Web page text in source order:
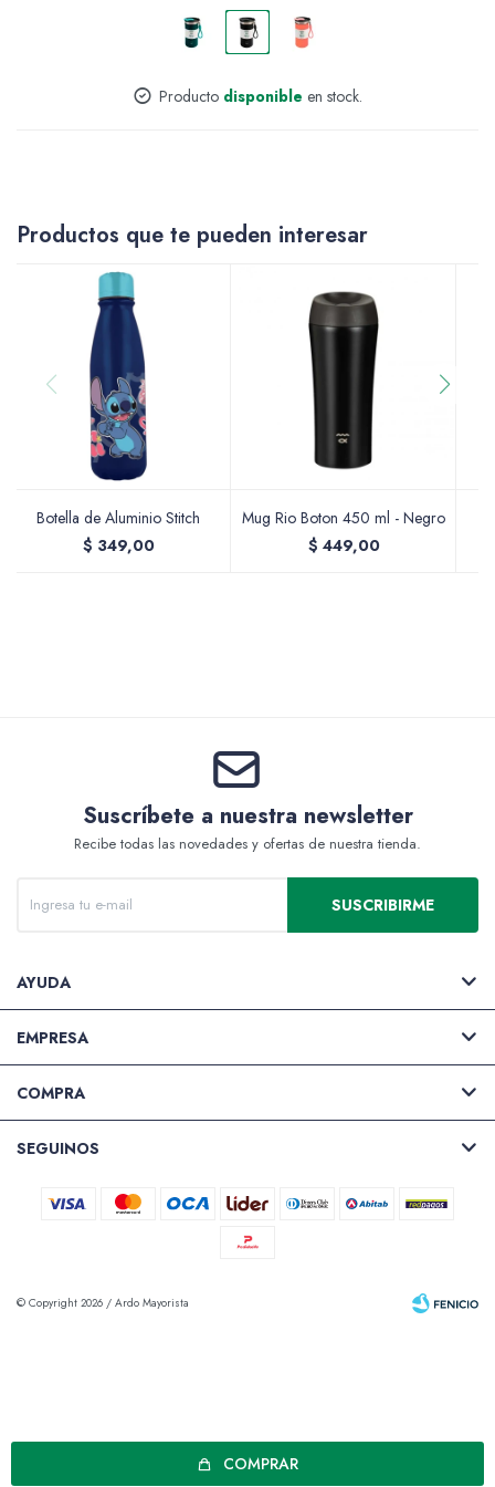
COMPRAR
Producto disponible en stock.
Productos que te pueden interesar
Botella de Aluminio Stitch
$ 349,00
Mug Rio Boton 450 ml - Negro
$ 449,00
Suscríbete a nuestra newsletter
Recibe todas las novedades y ofertas de nuestra tienda.
SUSCRIBIRME
AYUDA
EMPRESA
COMPRA
SEGUINOS
© Copyright 2026 / Ardo Mayorista
Accesorios
Packs